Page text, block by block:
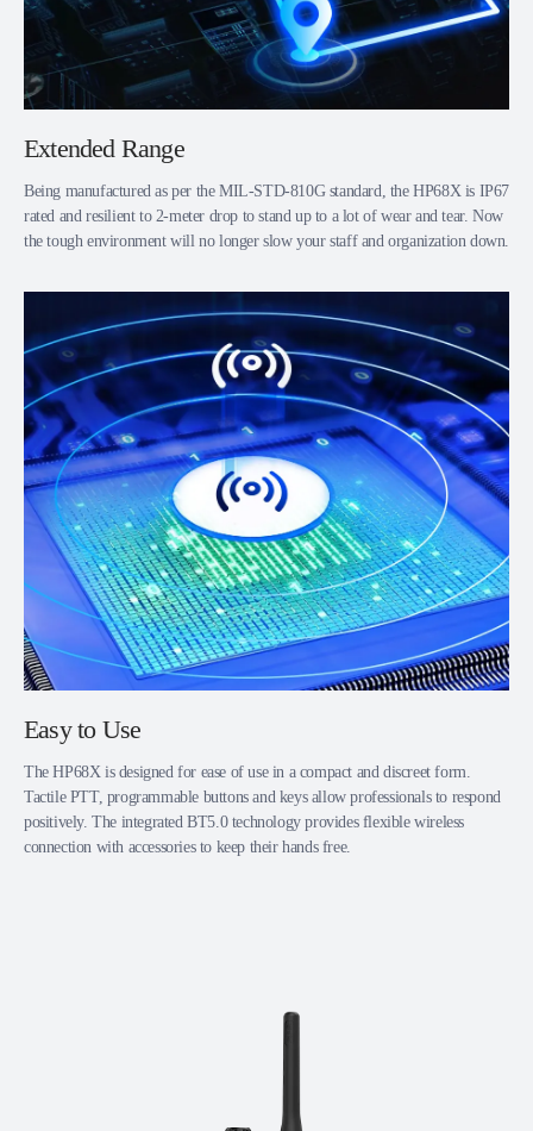
Extended Range
Being manufactured as per the MIL-STD-810G standard, the HP68X is IP67
rated and resilient to 2-meter drop to stand up to a lot of wear and tear. Now
the tough environment will no longer slow your staff and organization down.
Easy to Use
The HP68X is designed for ease of use in a compact and discreet form.
Tactile PTT, programmable buttons and keys allow professionals to respond
positively. The integrated BT5.0 technology provides flexible wireless
connection with accessories to keep their hands free.